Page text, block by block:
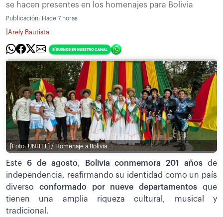
se hacen presentes en los homenajes para Bolivia
Publicación: Hace 7 horas
Arely Bautista
[Foto: UNITEL] / Homenaje a Bolivia
Este 6 de agosto, Bolivia conmemora 201 años de
independencia, reafirmando su identidad como un país
diverso conformado por nueve departamentos que
tienen una amplia riqueza cultural, musical y
tradicional.